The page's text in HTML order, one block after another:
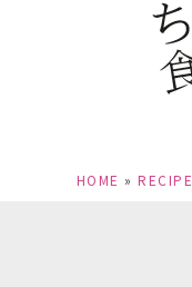
HOME » RECIPE